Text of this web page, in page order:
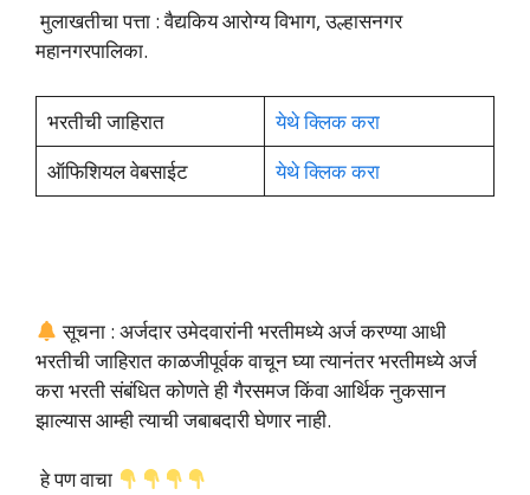
मुलाखतीचा पत्ता : वैद्यकिय आरोग्य विभाग, उल्हासनगर
महानगरपालिका.
भरतीची जाहिरात
येथे क्लिक करा
ऑफिशियल वेबसाईट
येथे क्लिक करा
सूचना : अर्जदार उमेदवारांनी भरतीमध्ये अर्ज करण्या आधी
भरतीची जाहिरात काळजीपूर्वक वाचून घ्या त्यानंतर भरतीमध्ये अर्ज
करा भरती संबंधित कोणते ही गैरसमज किंवा आर्थिक नुकसान
झाल्यास आम्ही त्याची जबाबदारी घेणार नाही.
हे पण वाचा